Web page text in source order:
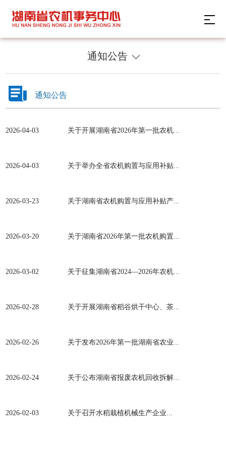
通知公告
通知公告
2026-04-03 关于开展湖南省2026年第一批农机...
2026-04-03 关于举办全省农机购置与应用补贴...
2026-03-23 关于湖南省农机购置与应用补贴产...
2026-03-20 关于湖南省2026年第一批农机购置...
2026-03-02 关于征集湖南省2024—2026年农机...
2026-02-28 关于开展湖南省稻谷烘干中心、茶...
2026-02-26 关于发布2026年第一批湖南省农业...
2026-02-24 关于公布湖南省报废农机回收拆解...
2026-02-03 ‌关于召开水稻栽植机械生产企业...